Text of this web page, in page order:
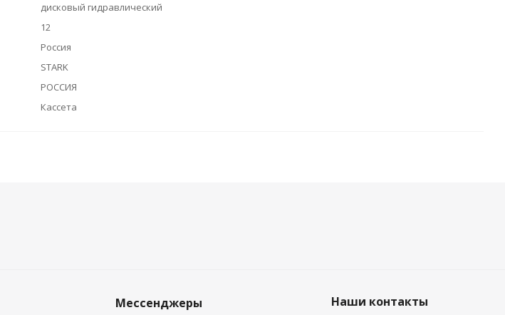
дисковый гидравлический
12
Россия
STARK
РОССИЯ
Кассета
Мессенджеры
Наши контакты